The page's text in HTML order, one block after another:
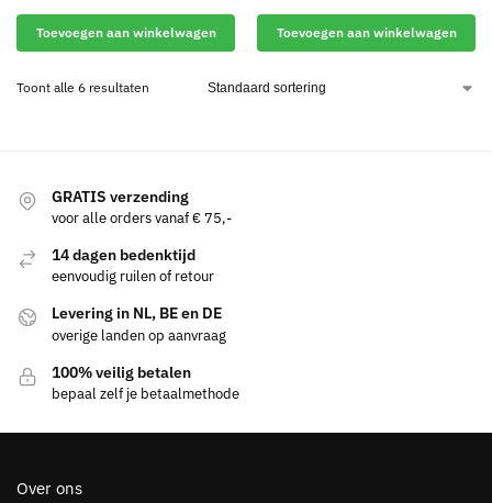
Toevoegen aan winkelwagen Toevoegen aan winkelwagen
Toont alle 6 resultaten
GRATIS verzending
voor alle orders vanaf € 75,-
14 dagen bedenktijd
eenvoudig ruilen of retour
Levering in NL, BE en DE
overige landen op aanvraag
100% veilig betalen
bepaal zelf je betaalmethode
Over ons